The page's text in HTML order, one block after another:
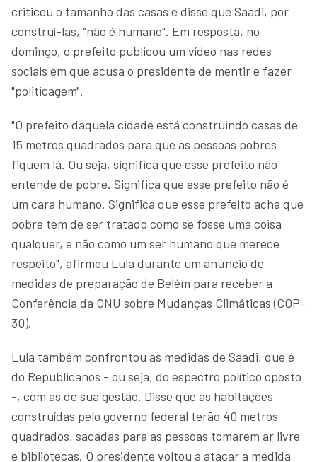
criticou o tamanho das casas e disse que Saadi, por
construí-las, "não é humano". Em resposta, no
domingo, o prefeito publicou um vídeo nas redes
sociais em que acusa o presidente de mentir e fazer
"politicagem".
"O prefeito daquela cidade está construindo casas de
15 metros quadrados para que as pessoas pobres
fiquem lá. Ou seja, significa que esse prefeito não
entende de pobre. Significa que esse prefeito não é
um cara humano. Significa que esse prefeito acha que
pobre tem de ser tratado como se fosse uma coisa
qualquer, e não como um ser humano que merece
respeito", afirmou Lula durante um anúncio de
medidas de preparação de Belém para receber a
Conferência da ONU sobre Mudanças Climáticas (COP-
30).
Lula também confrontou as medidas de Saadi, que é
do Republicanos - ou seja, do espectro político oposto
-, com as de sua gestão. Disse que as habitações
construídas pelo governo federal terão 40 metros
quadrados, sacadas para as pessoas tomarem ar livre
e bibliotecas. O presidente voltou a atacar a medida